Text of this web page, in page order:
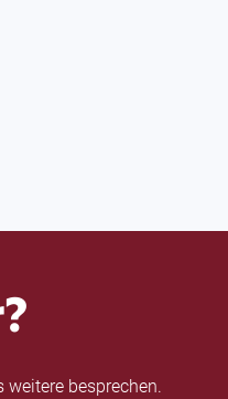
besprechen.